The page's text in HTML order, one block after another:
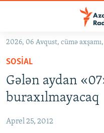
Əsas
qayıt
Əsas
naviqasiyaya
qayıt
Axtarışa
keç
GÜNDƏM
#İZAHLA
KORRUPSIOMETR
FƏRQƏ BAX
2026, 06 Avqust, cümə axşamı,
SOSIAL
Gələn aydan
buraxılmayacaq
Aprel 25, 2012